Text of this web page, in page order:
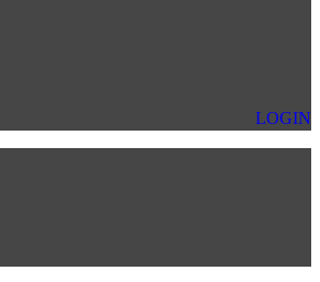
LOGIN